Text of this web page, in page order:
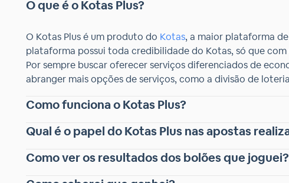
O que é o Kotas Plus?
O Kotas Plus é um produto do Kotas, a maior plataforma
plataforma possui toda credibilidade do Kotas, só que com
Por sempre buscar oferecer serviços diferenciados de
abranger mais opções de serviços, como a divisão de
Como funciona o Kotas Plus?
Qual é o papel do Kotas Plus nas apostas
Como ver os resultados dos bolões que joguei?